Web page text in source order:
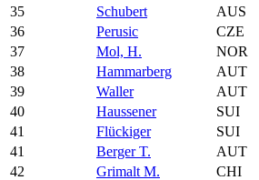
35
Schubert AUS
36
Perusic CZE
37
Mol, H. NOR
38
Hammarberg AUT
39
Waller AUT
40
Haussener SUI
41
Flückiger SUI
41
Berger T. AUT
42
Grimalt M. CHI